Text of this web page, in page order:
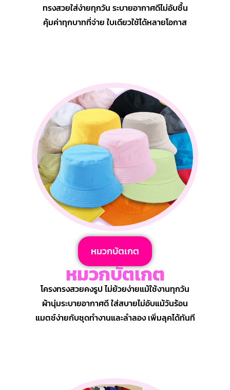
ทรงสวยใส่ง่ายทุกวัน ระบายอากาศดีไม่อับชื้น
คุ้มค่าทุกบาทที่จ่าย ใบเดียวใช้ได้หลายโอกาส
หมวกบัตเกต
หมวกบัตเกต
โครงทรงสวยคงรูป ไม่ย้วยง่ายแม้ใช้งานทุกวัน
ผ้านุ่มระบายอากาศดี ใส่สบายไม่อับแม้วันร้อน
แมตช์ง่ายกับชุดทำงานและลำลอง เพิ่มลุคได้ทันที